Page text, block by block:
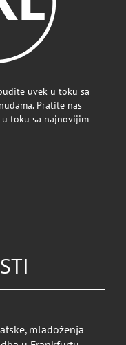
uvek u toku sa
Pratite nas
toku sa najnovijim
mladoženja